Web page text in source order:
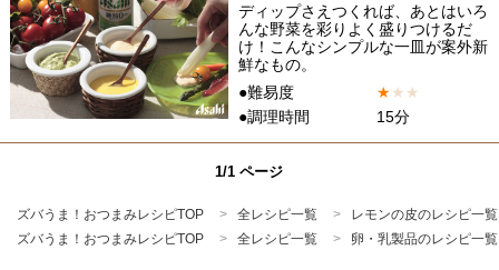
ディップさえつくれば、あとはいろ
んな野菜を彩りよく盛りつけるだ
け！こんなシンプルな一皿が案外新
鮮なもの。
●難易度
★★ ★
●調理時間
15分
1/1 ページ
ズバうま！おつまみレシピTOP 全レシピ一覧
レモンの皮のレシピ一覧
ズバうま！おつまみレシピTOP
全レシピ一覧 卵・乳製品のレシピ一覧